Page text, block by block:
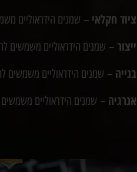
ציוד חקלאי – שמנים הידראוליים
ייצור– שמנים הידראוליים משמשים
בנייה – שמנים הידראוליים משמשים
אנרגיה – שמנים הידראוליים